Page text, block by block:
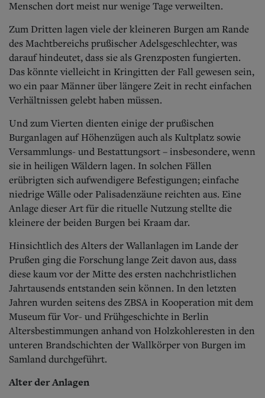
Menschen dort meist nur wenige Tage verweilten.
Zum Dritten lagen viele der kleineren Burgen am Rande
des Machtbereichs prußischer Adelsgeschlechter, was
darauf hindeutet, dass sie als Grenzposten fungierten.
Das könnte vielleicht in Kringitten der Fall gewesen sein,
wo ein paar Männer über längere Zeit in recht einfachen
Verhältnissen gelebt haben müssen.
Und zum Vierten dienten einige der prußischen
Burganlagen auf Höhenzügen auch als Kultplatz sowie
Versammlungs- und Bestattungsort – insbesondere, wenn
sie in heiligen Wäldern lagen. In solchen Fällen
erübrigten sich aufwendigere Befestigungen; einfache
niedrige Wälle oder Palisadenzäune reichten aus. Eine
Anlage dieser Art für die rituelle Nutzung stellte die
kleinere der beiden Burgen bei Kraam dar.
Hinsichtlich des Alters der Wallanlagen im Lande der
Prußen ging die Forschung lange Zeit davon aus, dass
diese kaum vor der Mitte des ersten nachchristlichen
Jahrtausends entstanden sein können. In den letzten
Jahren wurden seitens des ZBSA in Kooperation mit dem
Museum für Vor- und Frühgeschichte in Berlin
Altersbestimmungen anhand von Holzkohleresten in den
unteren Brandschichten der Wallkörper von Burgen im
Samland durchgeführt.
Alter der Anlagen